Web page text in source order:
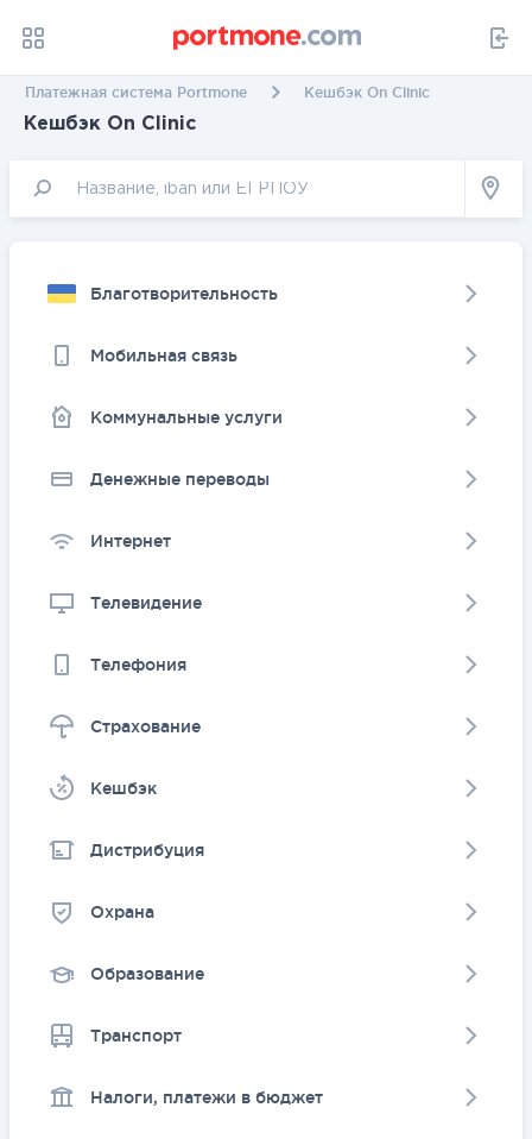
Платежная система Portmone Кешбэк On Clinic
Кешбэк On Clinic
Благотворительность
Мобильная связь
Коммунальные услуги
Денежные переводы
Интернет
Телевидение
Телефония
Страхование
Kешбэк
Дистрибуция
Охрана
Образование
Транспорт
Налоги, платежи в бюджет